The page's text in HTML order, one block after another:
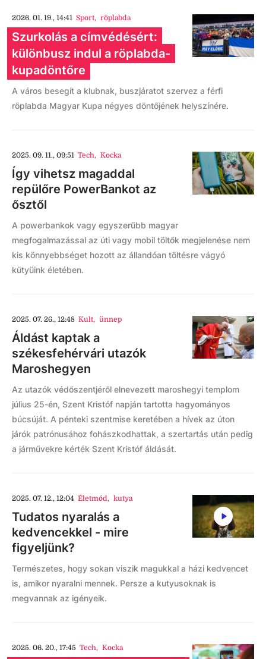
2026. 01. 19., 14:41 Sport, röplabda
Szurkolás a címvédésért:
különbusz indul a röplabda-
kupadöntőre
A város besegít a klubnak, buszjáratot szervez a férfi
röplabda Magyar Kupa négyes döntőjének helyszínére.
2025. 09. 11., 09:51 Tech, Kocka
Így vihetsz magaddal
repülőre PowerBankot az
ősztől
A powerbankok vagy egyszerűbb magyar
megfogalmazással az úti vagy mobil töltők megjelenése nem
kis könnyebbséget hozott az állandóan töltésre vágyó
kütyüink életében.
2025. 07. 26., 12:48 Kult, ünnep
Áldást kaptak a
székesfehérvári utazók
Maroshegyen
Az utazók védőszentjéről elnevezett maroshegyi templom
július 25-én, Szent Kristóf napján tartotta hagyományos
búcsúját. A pénteki szentmise keretében a hívek az úton
járók patrónusához fohászkodhattak, a szertartás után pedig
a járművekre kérték Szent Kristóf áldását.
2025. 07. 12., 12:04 Életmód, kutya
Tudatos nyaralás a
kedvencekkel - mire
figyeljünk?
Természetes, hogy sokan viszik magukkal a házi kedvencet
is, amikor nyaralni mennek. Persze a kutyusoknak is
megvannak az igényeik.
2025. 06. 20., 17:45 Tech, Kocka